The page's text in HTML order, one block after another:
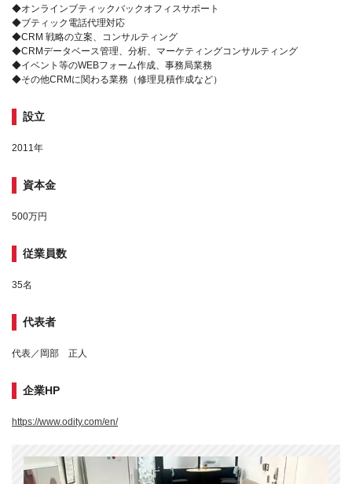
◆オンラインブティックバックオフィスサポート
◆ブティック電話代理対応
◆CRM 戦略の立案、コンサルティング
◆CRMデータベース管理、分析、マーケティングコンサルティング
◆イベント等のWEBフォーム作成、事務局業務
◆その他CRMに関わる業務（修理見積作成など）
設立
2011年
資本金
500万円
従業員数
35名
代表者
代表／岡部 正人
企業HP
https://www.odity.com/en/